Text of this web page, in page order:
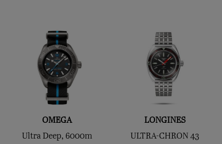
OMEGA
Ultra Deep, 6000m
LONGINES
ULTRA-CHRON 43